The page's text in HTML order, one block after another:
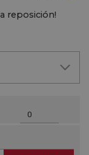
reposición!